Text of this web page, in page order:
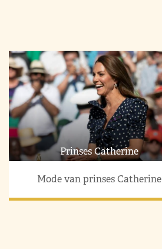
Prinses Catherine
Mode van prinses Catherine